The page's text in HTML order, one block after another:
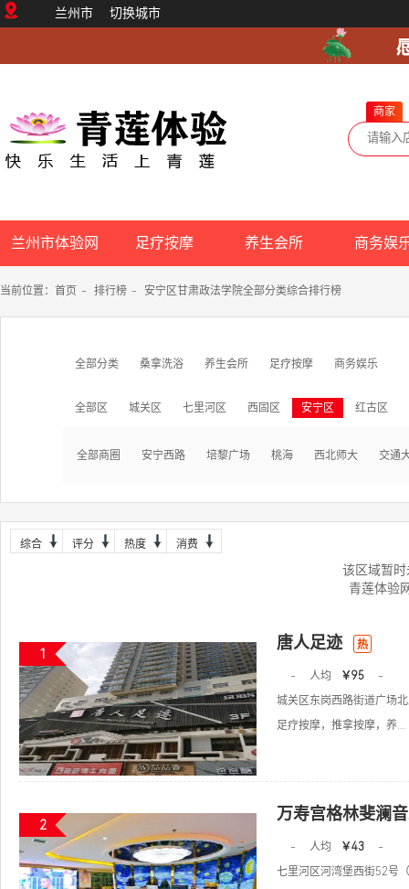
兰州市 切换城市
商家
兰州市体验网 足疗按摩 养生会所 商务娱
当前位置： 首页 - 排行榜 - 安宁区甘肃政法学院全部分类综合排行榜
全部分类 桑拿洗浴 养生会所 足疗按摩 商务娱乐
全部区 城关区 七里河区 西固区 安宁区 红古区
全部商圈 安宁西路 培黎广场 桃海 西北师大 交通
综合 评分 热度 消费
该区域暂
青莲体验
1
唐人足迹 热
- 人均 ￥95
-
城关区东岗西路街道广场
足疗按摩，推拿按摩，养...
2
万寿宫格林斐澜
- 人均 ￥43
-
七里河区河湾堡西街52号